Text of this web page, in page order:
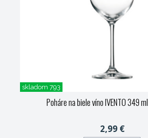
skladom 793
Poháre na biele víno IVENTO 349 ml
2,99 €